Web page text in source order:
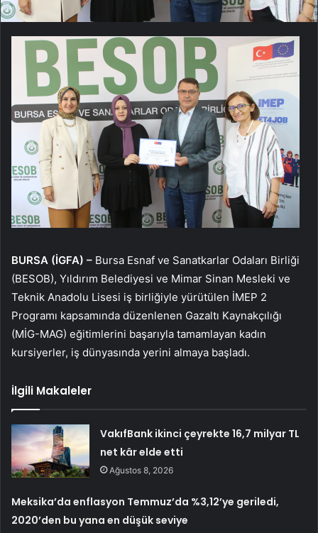
BURSA (İGFA) – Bursa Esnaf ve Sanatkarlar Odaları Birliği
(BESOB), Yıldırım Belediyesi ve Mimar Sinan Mesleki ve
Teknik Anadolu Lisesi iş birliğiyle yürütülen İMEP 2
Programı kapsamında düzenlenen Gazaltı Kaynakçılığı
(MİG-MAG) eğitimlerini başarıyla tamamlayan kadın
kursiyerler, iş dünyasında yerini almaya başladı.
İlgili Makaleler
VakıfBank ikinci çeyrekte 16,7 milyar TL
net kâr elde etti
Ağustos 8, 2026
Meksika’da enflasyon Temmuz’da %3,12’ye geriledi,
2020’den bu yana en düşük seviye